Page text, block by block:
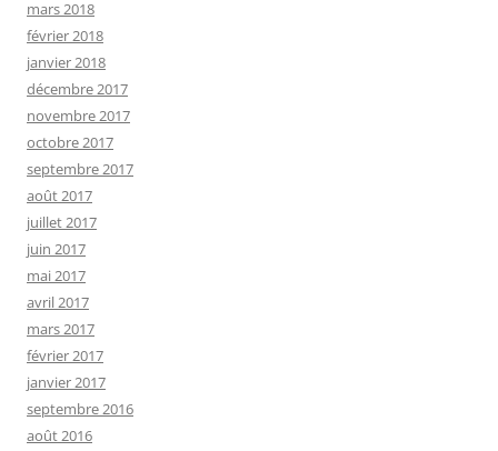
mars 2018
février 2018
janvier 2018
décembre 2017
novembre 2017
octobre 2017
septembre 2017
août 2017
juillet 2017
juin 2017
mai 2017
avril 2017
mars 2017
février 2017
janvier 2017
septembre 2016
août 2016